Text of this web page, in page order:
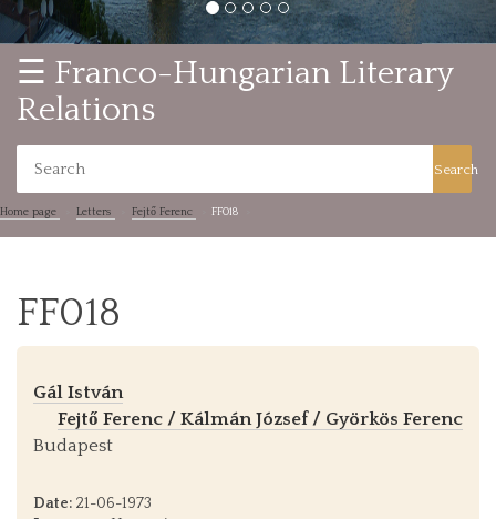
☰ Franco-Hungarian Literary
Relations
Search
Home page Letters Fejtő Ferenc FF018
FF018
Gál István
Fejtő Ferenc / Kálmán József / Györkös Ferenc
Budapest
Date: 21-06-1973